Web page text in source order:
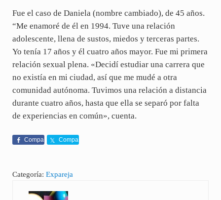
Fue el caso de Daniela (nombre cambiado), de 45 años.
“Me enamoré de él en 1994. Tuve una relación
adolescente, llena de sustos, miedos y terceras partes.
Yo tenía 17 años y él cuatro años mayor. Fue mi primera
relación sexual plena. «Decidí estudiar una carrera que
no existía en mi ciudad, así que me mudé a otra
comunidad autónoma. Tuvimos una relación a distancia
durante cuatro años, hasta que ella se separó por falta
de experiencias en común», cuenta.
Compa
Compa
Categoría: Expareja